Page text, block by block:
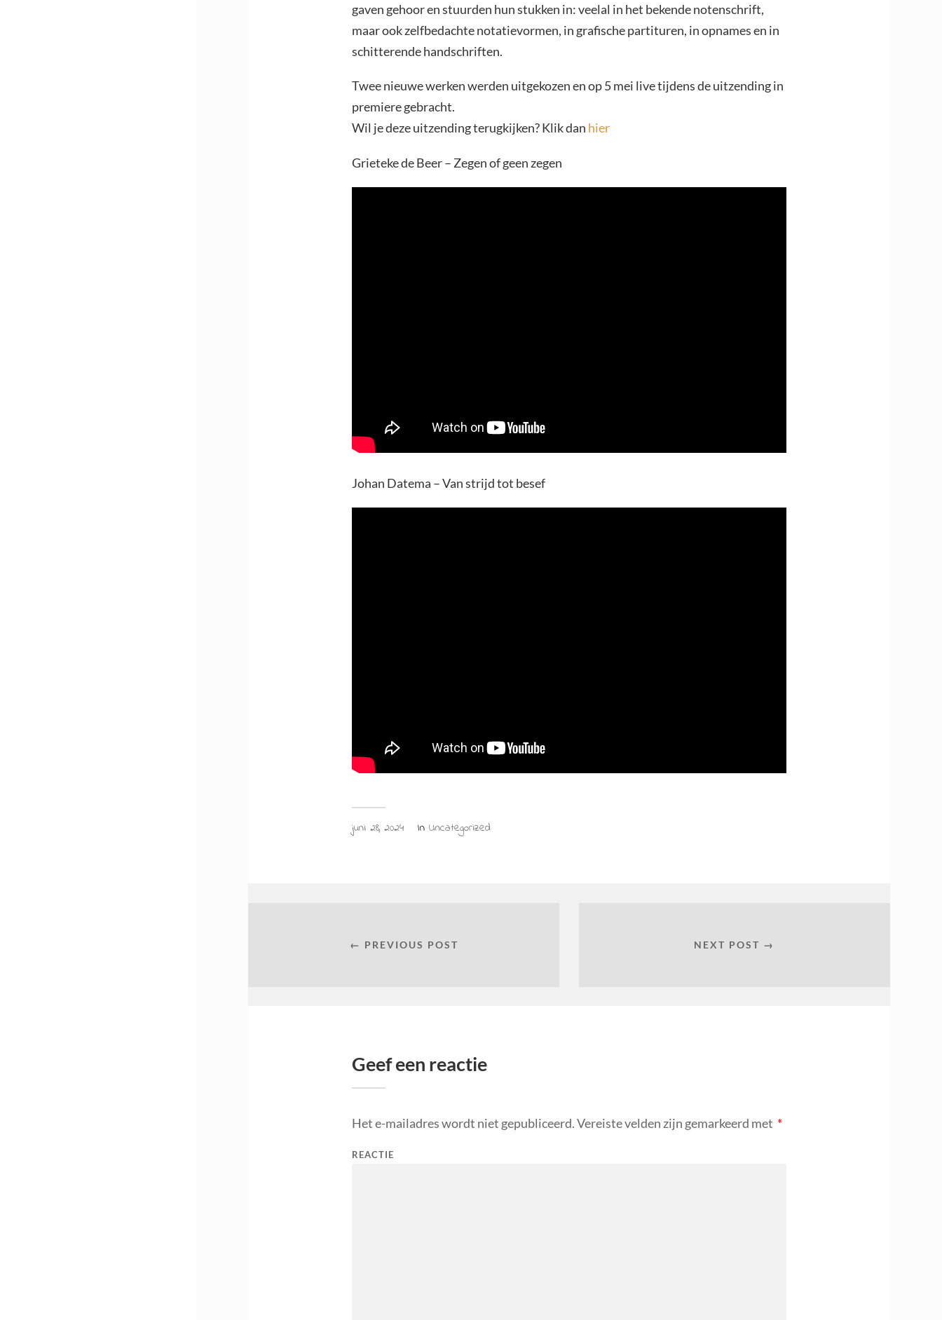
gaven gehoor en stuurden hun stukken in: veelal in het bekende notenschrift,
maar ook zelfbedachte notatievormen, in grafische partituren, in opnames en in
schitterende handschriften.
Twee nieuwe werken werden uitgekozen en op 5 mei live tijdens de uitzending in
premiere gebracht.
Wil je deze uitzending terugkijken? Klik dan hier
Grieteke de Beer – Zegen of geen zegen
Johan Datema – Van strijd tot besef
juni 28, 2024 In Uncategorized
← PREVIOUS POST NEXT POST →
Geef een reactie
Het e-mailadres wordt niet gepubliceerd.Vereiste velden zijn gemarkeerd met *
REACTIE